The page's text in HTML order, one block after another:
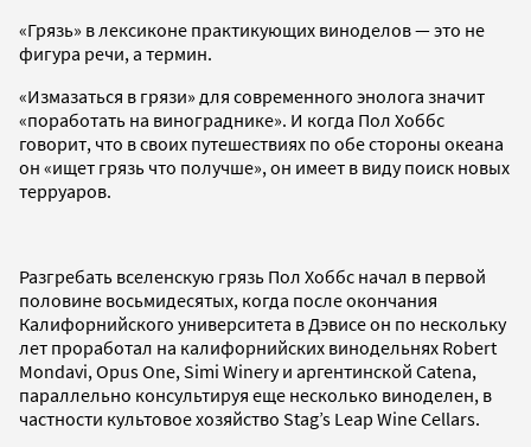
«Грязь» в лексиконе практикующих виноделов — это не
фигура речи, а термин.
«Измазаться в грязи» для современного энолога значит
«поработать на винограднике». И когда Пол Хоббс
говорит, что в своих путешествиях по обе стороны океана
он «ищет грязь что получше», он имеет в виду поиск новых
терруаров.
Разгребать вселенскую грязь Пол Хоббс начал в первой
половине восьмидесятых, когда после окончания
Калифорнийского университета в Дэвисе он по нескольку
лет проработал на калифорнийских винодельнях Robert
Mondavi, Opus One, Simi Winery и аргентинской Catena,
параллельно консультируя еще несколько виноделен, в
частности культовое хозяйство Stag’s Leap Wine Cellars.